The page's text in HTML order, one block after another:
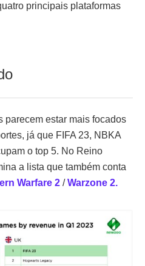
principais plataformas
parecem estar mais focados
já que FIFA 23, NBKA
o top 5. No Reino
a lista que também conta
Warfare 2 /Warzone 2.